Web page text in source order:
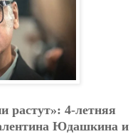
pacтут»: 4-лeтняя
Юдaшкинa и